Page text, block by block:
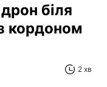
біля
кордоном
2 хв